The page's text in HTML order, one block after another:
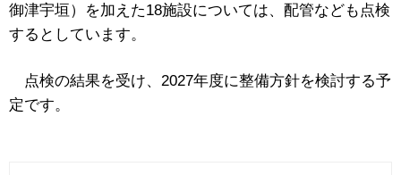
御津宇垣）を加えた18施設については、配管なども点検
するとしています。
点検の結果を受け、2027年度に整備方針を検討する予
定です。